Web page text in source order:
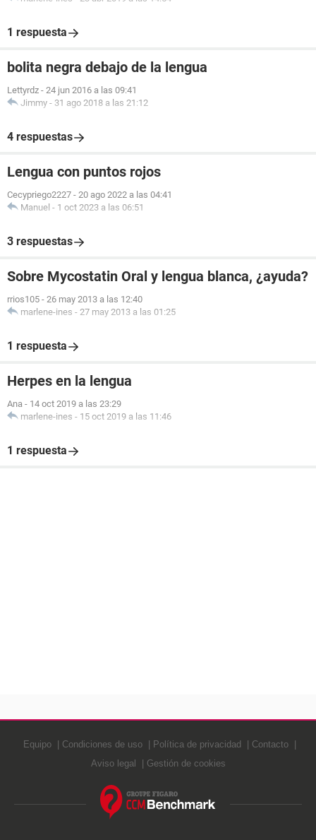
1 respuesta
bolita negra debajo de la lengua
Lettyrdz - 24 jun 2016 a las 09:41
Jimmy - 31 ago 2018 a las 21:12
4 respuestas
Lengua con puntos rojos
Cecypriego2227 - 20 ago 2022 a las 04:41
Manuel - 1 oct 2023 a las 06:51
3 respuestas
Sobre Mycostatin Oral y lengua blanca, ¿ayuda?
rrios105 - 26 may 2013 a las 12:40
marlene-ines - 27 may 2013 a las 01:25
1 respuesta
Herpes en la lengua
Ana - 14 oct 2019 a las 23:29
marlene-ines - 15 oct 2019 a las 11:46
1 respuesta
Equipo Condiciones de uso Política de privacidad
Contacto
Aviso legal
Gestión de cookies